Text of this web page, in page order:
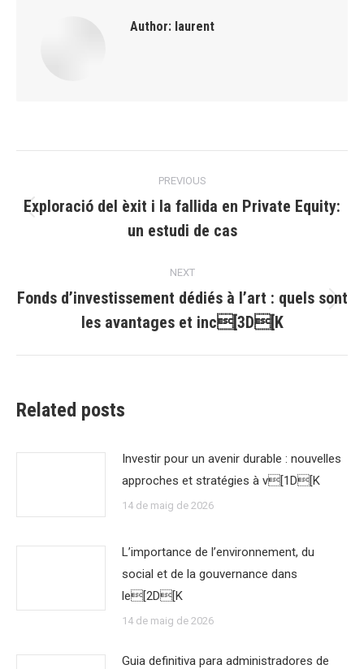
Author: laurent
navigation
PREVIOUS
post:
Exploració del èxit i la fallida en Private Equity:
un estudi de cas
NEXT
post:
Fonds d’investissement dédiés à l’art : quels sont
les avantages et inc[3D[K
Related posts
Investir pour un avenir durable : nouvelles
approches et stratégies à v[1D[K
14 de maig de 2026
L’importance de l’environnement, du
social et de la gouvernance dans
le[2D[K
14 de maig de 2026
Guia definitiva para administradores de